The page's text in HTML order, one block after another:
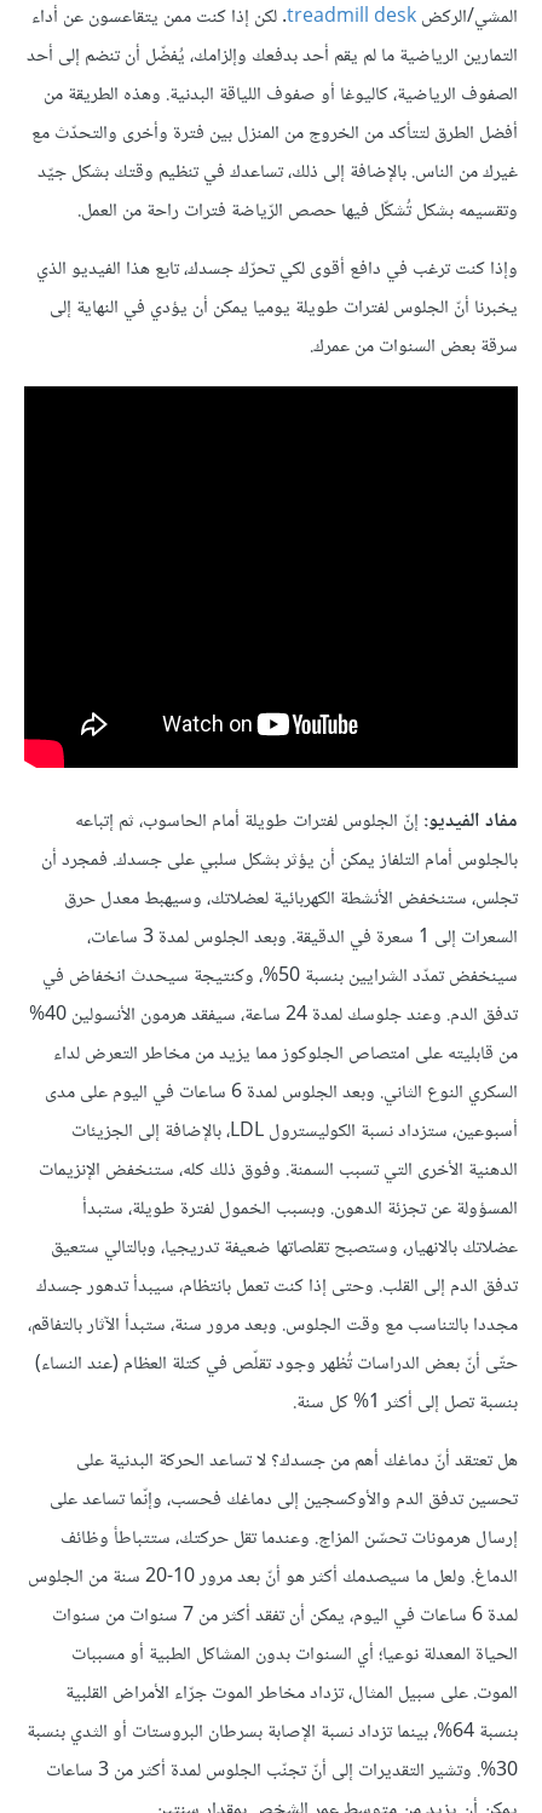
المشي/الركضtreadmill desk. لكن إذا كنت ممن يتقاعسون عن أداء
التمارين الرياضية ما لم يقم أحد بدفعك وإلزامك، يُفضّل أن تنضم إلى أحد
الصفوف الرياضية، كاليوغا أو صفوف اللياقة البدنية. وهذه الطريقة من
أفضل الطرق لتتأكد من الخروج من المنزل بين فترة وأخرى والتحدّث مع
غيرك من الناس. بالإضافة إلى ذلك، تساعدك في تنظيم وقتك بشكل جيّد
وتقسيمه بشكل تُشكّل فيها حصص الرّياضة فترات راحة من العمل.
وإذا كنت ترغب في دافع أقوى لكي تحرّك جسدك، تابع هذا الفيديو الذي
يخبرنا أنّ الجلوس لفترات طويلة يوميا يمكن أن يؤدي في النهاية إلى
سرقة بعض السنوات من عمرك.
مفاد الفيديو: إنّ الجلوس لفترات طويلة أمام الحاسوب، ثم إتباعه
بالجلوس أمام التلفاز يمكن أن يؤثر بشكل سلبي على جسدك. فمجرد أن
تجلس، ستنخفض الأنشطة الكهربائية لعضلاتك، وسيهبط معدل حرق
السعرات إلى 1 سعرة في الدقيقة. وبعد الجلوس لمدة 3 ساعات،
سينخفض تمدّد الشرايين بنسبة 50%، وكنتيجة سيحدث انخفاض في
تدفق الدم. وعند جلوسك لمدة 24 ساعة، سيفقد هرمون الأنسولين 40%
من قابليته على امتصاص الجلوكوز مما يزيد من مخاطر التعرض لداء
السكري النوع الثاني. وبعد الجلوس لمدة 6 ساعات في اليوم على مدى
أسبوعين، ستزداد نسبة الكوليسترول LDL، بالإضافة إلى الجزيئات
الدهنية الأخرى التي تسبب السمنة. وفوق ذلك كله، ستنخفض الإنزيمات
المسؤولة عن تجزئة الدهون. وبسبب الخمول لفترة طويلة، ستبدأ
عضلاتك بالانهيار، وستصبح تقلصاتها ضعيفة تدريجيا، وبالتالي ستعيق
تدفق الدم إلى القلب. وحتى إذا كنت تعمل بانتظام، سيبدأ تدهور جسدك
مجددا بالتناسب مع وقت الجلوس. وبعد مرور سنة، ستبدأ الآثار بالتفاقم،
حتّى أنّ بعض الدراسات تُظهر وجود تقلّص في كتلة العظام (عند النساء)
بنسبة تصل إلى أكثر 1% كل سنة.
هل تعتقد أنّ دماغك أهم من جسدك؟ لا تساعد الحركة البدنية على
تحسين تدفق الدم والأوكسجين إلى دماغك فحسب، وإنّما تساعد على
إرسال هرمونات تحسّن المزاج. وعندما تقل حركتك، ستتباطأ وظائف
الدماغ. ولعل ما سيصدمك أكثر هو أنّ بعد مرور 10-20 سنة من الجلوس
لمدة 6 ساعات في اليوم، يمكن أن تفقد أكثر من 7 سنوات من سنوات
الحياة المعدلة نوعيا؛ أي السنوات بدون المشاكل الطبية أو مسببات
الموت. على سبيل المثال، تزداد مخاطر الموت جرّاء الأمراض القلبية
بنسبة 64%، بينما تزداد نسبة الإصابة بسرطان البروستات أو الثدي بنسبة
30%. وتشير التقديرات إلى أنّ تجنّب الجلوس لمدة أكثر من 3 ساعات